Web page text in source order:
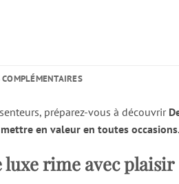
préparez-vous à découvrir
en valeur en toutes occasions.
luxe rime avec plaisir